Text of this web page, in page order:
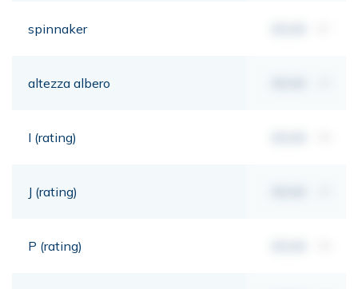
spinnaker
altezza albero
I (rating)
J (rating)
P (rating)